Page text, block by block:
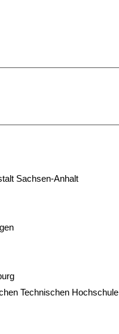
Sachsen-Anhalt
Technischen Hochschule